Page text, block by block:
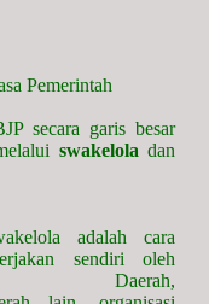
Pemerintah
secara garis besar
swakelola dan
adalah cara
sendiri oleh
Daerah,